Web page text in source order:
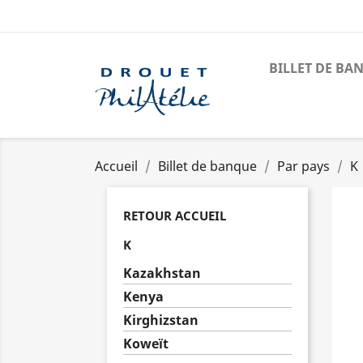
BILLET DE
Accueil Billet de banque Par pays K
RETOUR ACCUEIL
K
Kazakhstan
Kenya
Kirghizstan
Koweït